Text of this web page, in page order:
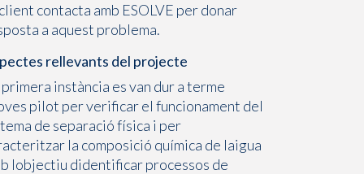
contacta amb ESOLVE per donar
a aquest problema.
rellevants del projecte
primera instància es van dur a terme
pilot per verificar el funcionament del
de separació física i per
la composició química de laigua
lobjectiu didentificar processos de